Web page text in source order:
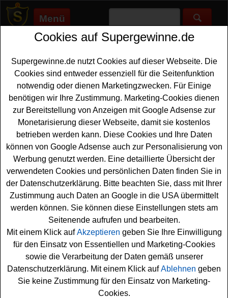
Menü
Supergewinne.de>Gewinnspiele>Sonstige Gewinnspiele
Anzeige:
Anzeige:
4P Gewinnspiel - Möbel gewinnen
Ein kostenloses 4P Gewinnspiel für alle Gewinner, die
gern ein tolles Möbel gewinnen möchten. Verlost wird ein
Loveseat Model 10 im Wert von ca. 1199 Euro. Mit etwas
Glück können Sie dieses tolle Möbel gewinnen. Falls Sie
an dem kostenlosen 4P Gewinnspiel teilnehmen
möchten, müssen Sie kurz das kleine Puzzle-Spiel
erfolgreich lösen und können danach das Formular
ausfüllen. Vielleicht haben Sie ja Glück und können das
coole Möbel gewinnen? Viel Erfolg!
4P verlost ein tolles Möbel - einen
Loveseat Model 10 im Wert von ca. 1199
Euro
Cookies auf Supergewinne.de
Supergewinne.de nutzt Cookies auf dieser Webseite. Die
Cookies sind entweder essenziell für die Seitenfunktion
notwendig oder dienen Marketingzwecken. Für Einige
benötigen wir Ihre Zustimmung. Marketing-Cookies dienen
zur Bereitstellung von Anzeigen mit Google Adsense zur
Monetarisierung dieser Webseite, damit sie kostenlos
betrieben werden kann. Diese Cookies und Ihre Daten
können von Google Adsense auch zur Personalisierung von
Werbung genutzt werden. Eine detaillierte Übersicht der
verwendeten Cookies und persönlichen Daten finden Sie in
der Datenschutzerklärung. Bitte beachten Sie, dass mit Ihrer
Zustimmung auch Daten an Google in die USA übermittelt
werden können. Sie können diese Einstellungen stets am
Seitenende aufrufen und bearbeiten.
Mit einem Klick aufAkzeptieren geben Sie Ihre Einwilligung
für den Einsatz von Essentiellen und Marketing-Cookies
sowie die Verarbeitung der Daten gemäß unserer
Datenschutzerklärung. Mit einem Klick aufAblehnen geben
Sie keine Zustimmung für den Einsatz von Marketing-
Cookies.